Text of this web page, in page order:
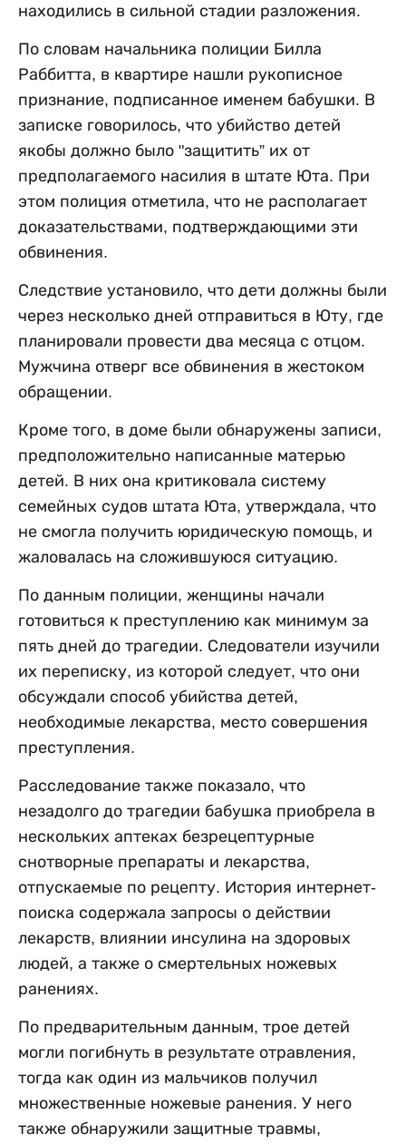
находились в сильной стадии разложения.
По словам начальника полиции Билла
Раббитта, в квартире нашли рукописное
признание, подписанное именем бабушки. В
записке говорилось, что убийство детей
якобы должно было "защитить” их от
предполагаемого насилия в штате Юта. При
этом полиция отметила, что не располагает
доказательствами, подтверждающими эти
обвинения.
Следствие установило, что дети должны были
через несколько дней отправиться в Юту, где
планировали провести два месяца с отцом.
Мужчина отверг все обвинения в жестоком
обращении.
Кроме того, в доме были обнаружены записи,
предположительно написанные матерью
детей. В них она критиковала систему
семейных судов штата Юта, утверждала, что
не смогла получить юридическую помощь, и
жаловалась на сложившуюся ситуацию.
По данным полиции, женщины начали
готовиться к преступлению как минимум за
пять дней до трагедии. Следователи изучили
их переписку, из которой следует, что они
обсуждали способ убийства детей,
необходимые лекарства, место совершения
преступления.
Расследование также показало, что
незадолго до трагедии бабушка приобрела в
нескольких аптеках безрецептурные
снотворные препараты и лекарства,
отпускаемые по рецепту. История интернет-
поиска содержала запросы о действии
лекарств, влиянии инсулина на здоровых
людей, а также о смертельных ножевых
ранениях.
По предварительным данным, трое детей
могли погибнуть в результате отравления,
тогда как один из мальчиков получил
множественные ножевые ранения. У него
также обнаружили защитные травмы,